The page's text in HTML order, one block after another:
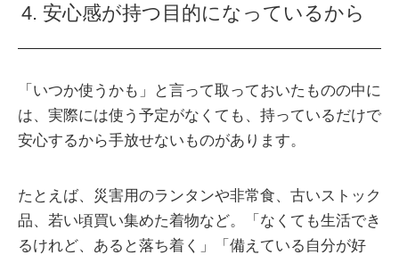
4. 安心感が持つ目的になっているから
「いつか使うかも」と言って取っておいたものの中に
は、実際には使う予定がなくても、持っているだけで
安心するから手放せないものがあります。
たとえば、災害用のランタンや非常食、古いストック
品、若い頃買い集めた着物など。「なくても生活でき
るけれど、あると落ち着く」「備えている自分が好